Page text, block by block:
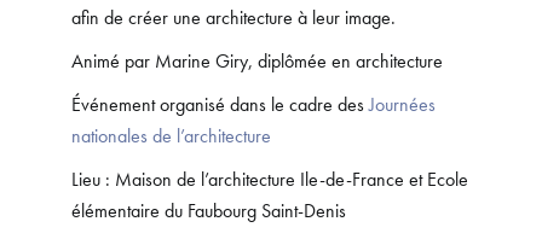
afin de créer une architecture à leur image.
Animé par Marine Giry, diplômée en architecture
Événement organisé dans le cadre desJournées
nationales de l’architecture
Lieu : Maison de l’architecture Ile-de-France et Ecole
élémentaire du Faubourg Saint-Denis